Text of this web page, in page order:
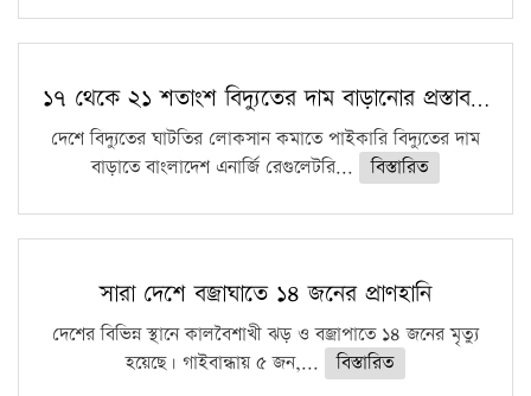
১৭ থেকে ২১ শতাংশ বিদ্যুতের দাম বাড়ানোর প্রস্তাব…
দেশে বিদ্যুতের ঘাটতির লোকসান কমাতে পাইকারি বিদ্যুতের দাম
বাড়াতে বাংলাদেশ এনার্জি রেগুলেটরি...
বিস্তারিত
সারা দেশে বজ্রাঘাতে ১৪ জনের প্রাণহানি
দেশের বিভিন্ন স্থানে কালবৈশাখী ঝড় ও বজ্রাপাতে ১৪ জনের মৃত্যু
হয়েছে। গাইবান্ধায় ৫ জন,...
বিস্তারিত